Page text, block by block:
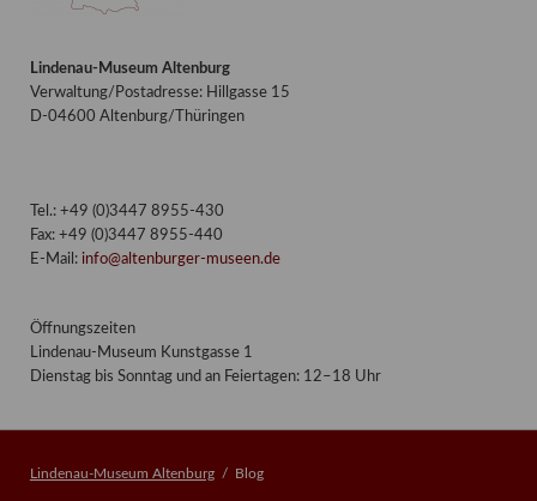
Lindenau-Museum Altenburg
Verwaltung/Postadresse: Hillgasse 15
D-04600 Altenburg/Thüringen
Tel.: +49 (0)3447 8955-430
Fax: +49 (0)3447 8955-440
E-Mail: info@altenburger-museen.de
Öffnungszeiten
Lindenau-Museum Kunstgasse 1
Dienstag bis Sonntag und an Feiertagen: 12–18 Uhr
Lindenau-Museum Altenburg Blog